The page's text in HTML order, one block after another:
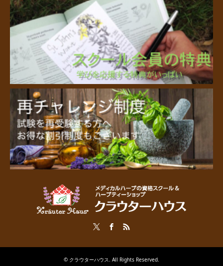
© クラウターハウス. All Rights Reserved.